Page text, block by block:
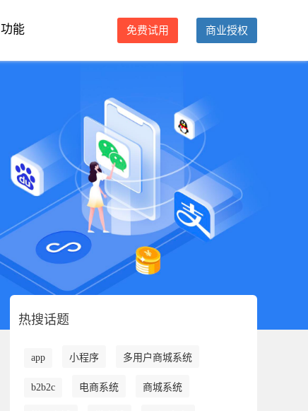
功能 免费试用 商业授权
热搜话题
app 小程序 多用户商城系统
b2b2c 电商系统 商城系统